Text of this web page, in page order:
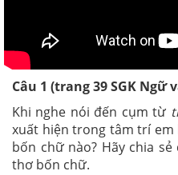
Câu 1 (trang 39 SGK Ngữ
Khi nghe nói đến cụm từ
xuất hiện trong tâm trí em
bốn chữ nào? Hãy chia
thơ bốn chữ.